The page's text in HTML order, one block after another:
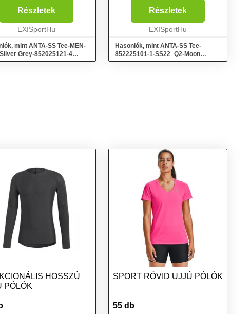
támogatása.
cool technológiának
az edz...
Részletek
EXISportHu
mint ANTA-SS Tee-MEN-
Grey-852025121-4
M
cool technológia biztosítja a
szárazságot edzés közben. A
Részletek
EXISportHu
Hasonlók, mint ANTA-SS Tee-
852225101-1-SS22_Q2-Moon
Blue/Heather
HOSSZÚ
PÓLÓK
SPORT RÖVID UJJÚ PÓLÓK
55 db